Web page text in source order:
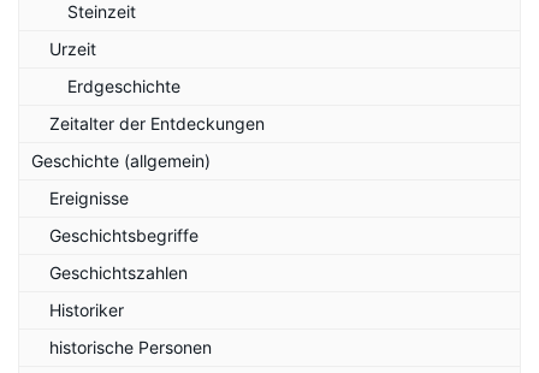
Steinzeit
Urzeit
Erdgeschichte
Zeitalter der Entdeckungen
Geschichte (allgemein)
Ereignisse
Geschichtsbegriffe
Geschichtszahlen
Historiker
historische Personen